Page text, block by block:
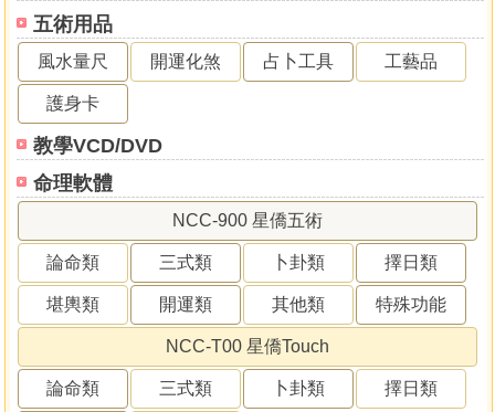
五術用品
風水量尺 開運化煞 占卜工具 工藝品
護身卡
教學VCD/DVD
命理軟體
NCC-900 星僑五術
論命類 三式類 卜卦類 擇日類
堪輿類 開運類 其他類 特殊功能
NCC-T00 星僑Touch
論命類 三式類 卜卦類 擇日類